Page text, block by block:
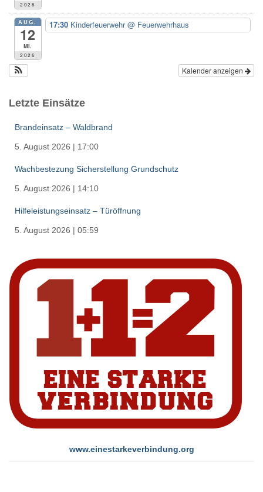
2026
AUG.
12
Mi.
2026
17:30 Kinderfeuerwehr@ Feuerwehrhaus
Kalender anzeigen
Letzte Einsätze
Brandeinsatz – Waldbrand
5. August 2026 | 17:00
Wachbestezung Sicherstellung Grundschutz
5. August 2026 | 14:10
Hilfeleistungseinsatz – Türöffnung
5. August 2026 | 05:59
www.einestarkeverbindung.org